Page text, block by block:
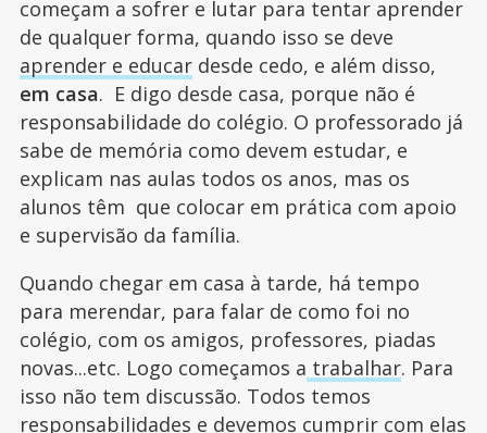
começam a sofrer e lutar para tentar aprender
de qualquer forma, quando isso se deve
aprender e educardesde cedo, e além disso,
em casa. E digo desde casa, porque não é
responsabilidade do colégio. O professorado já
sabe de memória como devem estudar, e
explicam nas aulas todos os anos, mas os
alunos têm que colocar em prática com apoio
e supervisão da família.
Quando chegar em casa à tarde, há tempo
para merendar, para falar de como foi no
colégio, com os amigos, professores, piadas
novas...etc. Logo começamos a trabalhar. Para
isso não tem discussão. Todos temos
responsabilidades e devemos cumprir com elas